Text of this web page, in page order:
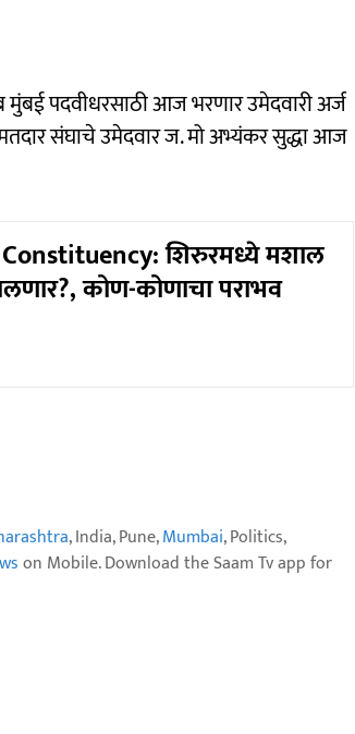
मुंबई पदवीधरसाठी आज भरणार उमेदवारी अर्ज
संघाचे उमेदवार ज. मो अभ्यंकर सुद्धा आज
शिरुरमध्ये मशाल
कोण-कोणाचा पराभव
, India, Pune,Mumbai, Politics,
on Mobile. Download the Saam Tv app for